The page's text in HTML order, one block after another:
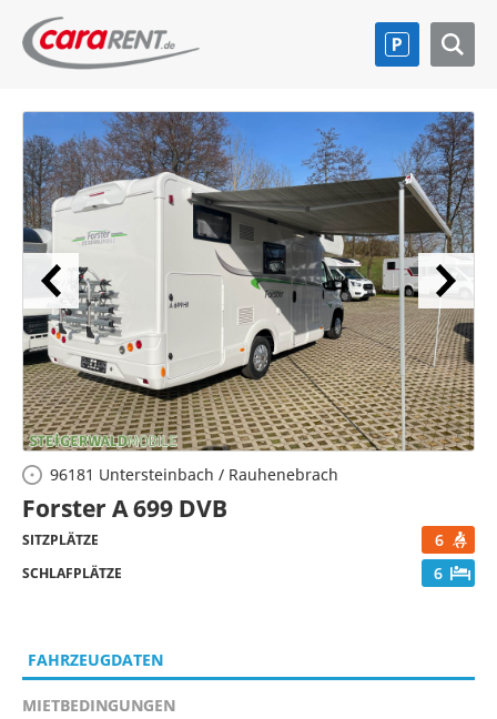
96181 Untersteinbach / Rauhenebrach
Forster A 699 DVB
SITZPLÄTZE 6
SCHLAFPLÄTZE 6
FAHRZEUGDATEN
MIETBEDINGUNGEN